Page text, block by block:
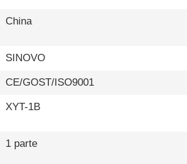
China
SINOVO
CE/GOST/ISO9001
XYT-1B
1 parte